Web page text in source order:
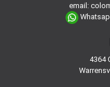
email:
4364